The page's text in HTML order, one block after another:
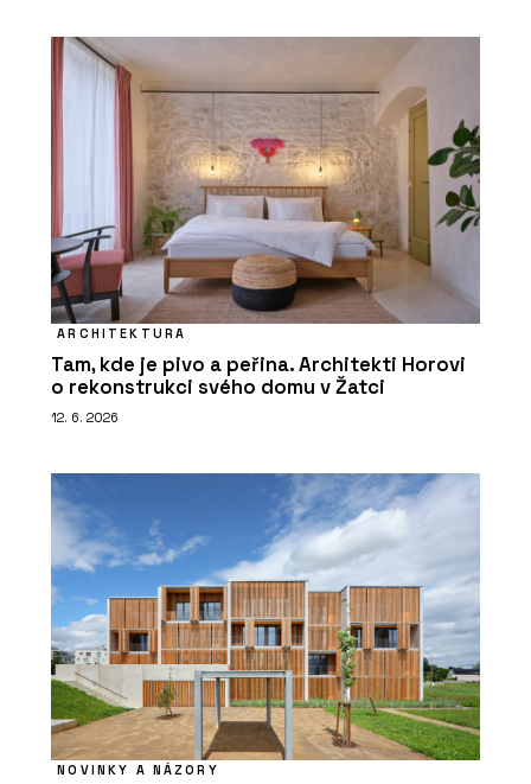
ARCHITEKTURA
Tam, kde je pivo a peřina. Architekti Horovi
o rekonstrukci svého domu v Žatci
12. 6. 2026
NOVINKY A NÁZORY